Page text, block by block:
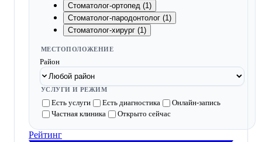
Стоматолог-ортопед (1)
Стоматолог-пародонтолог (1)
Стоматолог-хирург (1)
МЕСТОПОЛОЖЕНИЕ
Район
УСЛУГИ И РЕЖИМ
Есть услуги Есть диагностика
Онлайн-запись
Частная клиника
Открыто сейчас
Рейтинг